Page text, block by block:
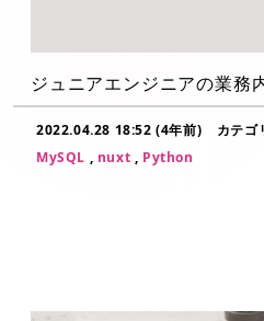
ジュニアエンジニアの業務
2022.04.28 18:52 (4年前) カテゴ
MySQL , nuxt , Python